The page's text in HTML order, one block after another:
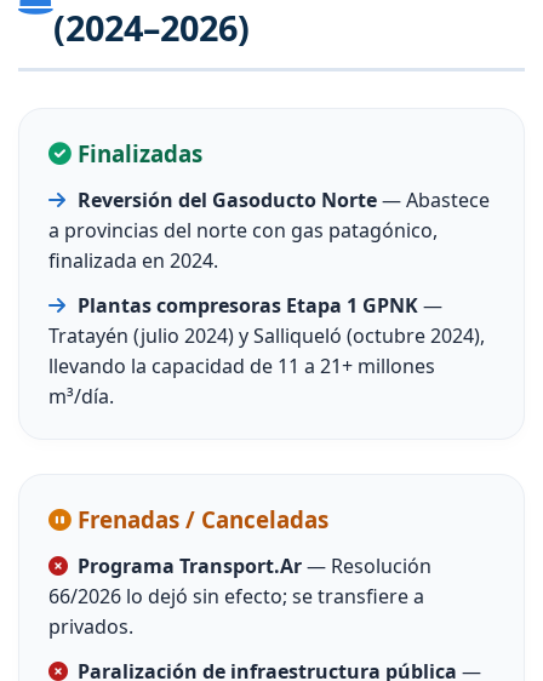
(2024–2026)
Finalizadas
Reversión del Gasoducto Norte— Abastece
a provincias del norte con gas patagónico,
finalizada en 2024.
Plantas compresoras Etapa 1 GPNK—
Tratayén (julio 2024) y Salliqueló (octubre 2024),
llevando la capacidad de 11 a 21+ millones
m³/día.
Frenadas / Canceladas
Programa Transport.Ar— Resolución
66/2026 lo dejó sin efecto; se transfiere a
privados.
Paralización de infraestructura pública —